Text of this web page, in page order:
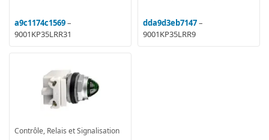
a9c1174c1569–
9001KP35LRR31
dda9d3eb7147–
9001KP35LRR9
Contrôle, Relais et Signalisation